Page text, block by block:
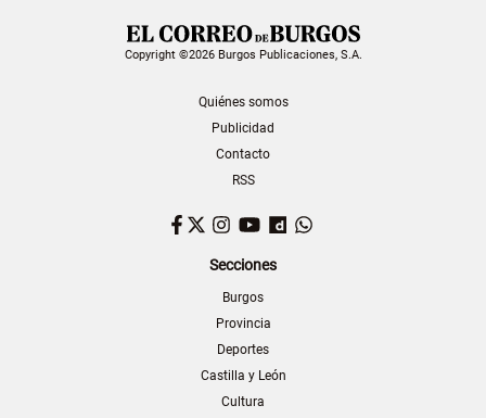
Copyright ©2026 Burgos Publicaciones, S.A.
Quiénes somos
Publicidad
Contacto
RSS
Facebook
TwitterInstagram
YouTubeDailymotion
Secciones
Burgos
Provincia
Deportes
Castilla y León
Cultura